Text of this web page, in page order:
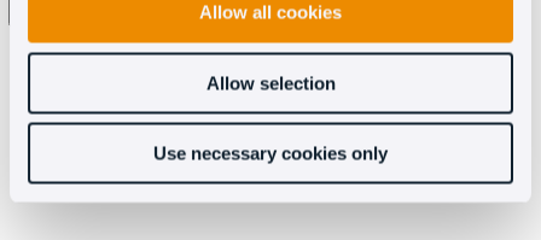
Allow all cookies
Allow selection
Use necessary cookies only
Ho letto e accetto i termini e le condizioni dell
informativa sulla privacy